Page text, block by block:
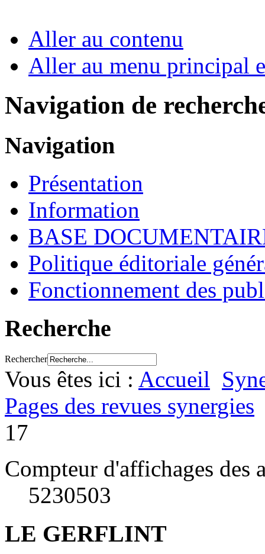
Aller au contenu
Aller au menu principal
Navigation de
Navigation
Présentation
Information
BASE
Politique éditoriale
Fonctionnement des
Recherche
Rechercher
Vous êtes ici : Accueil
Pages des revues synergies
17
Compteur d'affichages des
5230503
LE GERFLINT